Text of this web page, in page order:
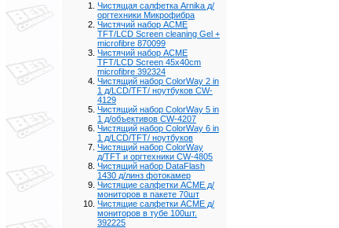
Чистящая салфетка Arnika д/
оргтехники Микрофибра
Чистячий набор ACME
TFT/LCD Screen cleaning Gel +
microfibre 870099
Чистячий набор ACME
TFT/LCD Screen 45x40cm
microfibre 392324
Чистящий набор ColorWay 2 in
1 д/LCD/TFT/ ноутбуков CW-
4129
Чистящий набор ColorWay 5 in
1 д/объективов CW-4207
Чистящий набор ColorWay 6 in
1 д/LCD/TFT/ ноутбуков
Чистящий набор ColorWay
д/TFT и оргтехники CW-4805
Чистящий набор DataFlash
1430 д/линз фотокамер
Чистящие салфетки ACME д/
мониторов в пакете 70шт
Чистящие салфетки ACME д/
мониторов в тубе 100шт.
392225